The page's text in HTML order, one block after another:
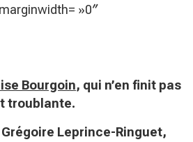
»0″
Bourgoin, qui n’en finit pas
troublante.
Grégoire Leprince-Ringuet,